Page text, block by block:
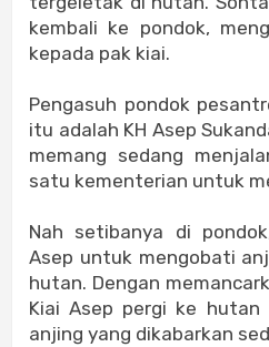
kembali ke pondok,
kepada pak kiai.
Pengasuh pondok
itu adalah KH Asep
memang sedang
satu kementerian untuk
Nah setibanya di
Asep untuk mengobati
hutan. Dengan
Kiai Asep pergi ke
anjing yang dikabarkan